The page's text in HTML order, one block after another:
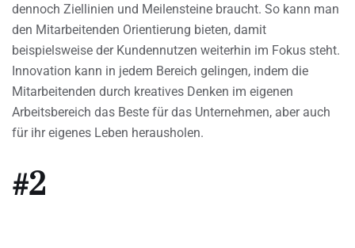
dennoch Ziellinien und Meilensteine braucht. So kann man
den Mitarbeitenden Orientierung bieten, damit
beispielsweise der Kundennutzen weiterhin im Fokus steht.
Innovation kann in jedem Bereich gelingen, indem die
Mitarbeitenden durch kreatives Denken im eigenen
Arbeitsbereich das Beste für das Unternehmen, aber auch
für ihr eigenes Leben herausholen.
#2